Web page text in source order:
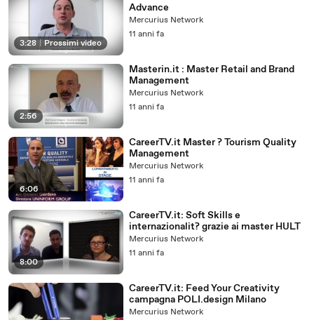
3:28 Prossimi video
Advance
Mercurius Network
11 anni fa
2:56
Masterin.it : Master Retail and Brand
Management
Mercurius Network
11 anni fa
6:06
CareerTV.it Master ? Tourism Quality
Management
Mercurius Network
11 anni fa
8:00
CareerTV.it: Soft Skills e
internazionalit? grazie ai master HULT
Mercurius Network
11 anni fa
CareerTV.it: Feed Your Creativity
campagna POLI.design Milano
Mercurius Network